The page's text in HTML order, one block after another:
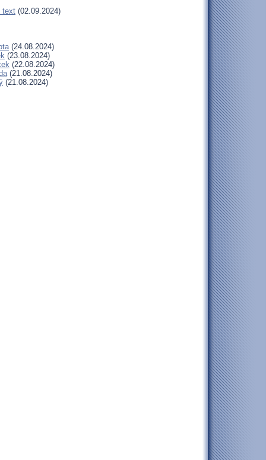
text (02.09.2024)
(24.08.2024)
(23.08.2024)
(22.08.2024)
(21.08.2024)
(21.08.2024)